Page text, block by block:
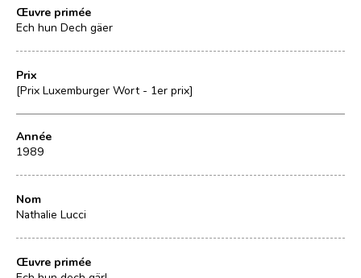
Œuvre primée
Ech hun Dech gäer
Prix
[Prix Luxemburger Wort - 1er prix]
Année
1989
Nom
Nathalie Lucci
Œuvre primée